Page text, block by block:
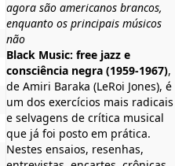
agora são americanos brancos,
enquanto os principais músicos
não
Black Music: free jazz e
consciência negra (1959-1967),
de Amiri Baraka (LeRoi Jones), é
um dos exercícios mais radicais
e selvagens de crítica musical
que já foi posto em prática.
Nestes ensaios, resenhas,